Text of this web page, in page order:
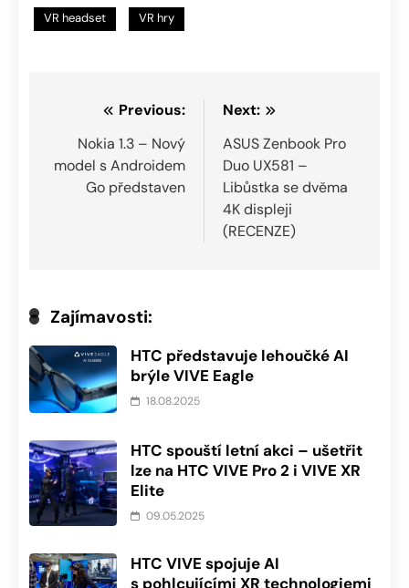
VR headset VR hry
Navigace
pro
příspěvek
Previous:
Nokia 1.3 – Nový
model s Androidem
Go představen
Next:
ASUS Zenbook Pro
Duo UX581 –
Libůstka se dvěma
4K displeji
(RECENZE)
Zajímavosti:
HTC představuje lehoučké AI
brýle VIVE Eagle
18.08.2025
HTC spouští letní akci – ušetřit
lze na HTC VIVE Pro 2 i VIVE XR
Elite
09.05.2025
HTC VIVE spojuje AI
s pohlcujícími XR technologiemi